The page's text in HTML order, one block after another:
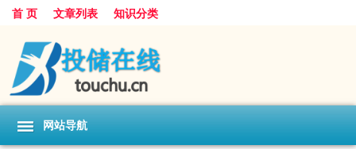
首 页 文章列表 知识分类
网站导航